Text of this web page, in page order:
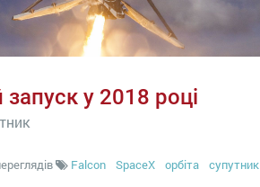
у 2018 році
Falcon SpaceX орбіта супутник